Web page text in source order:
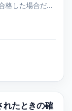
格した場合だけ
れたときの確